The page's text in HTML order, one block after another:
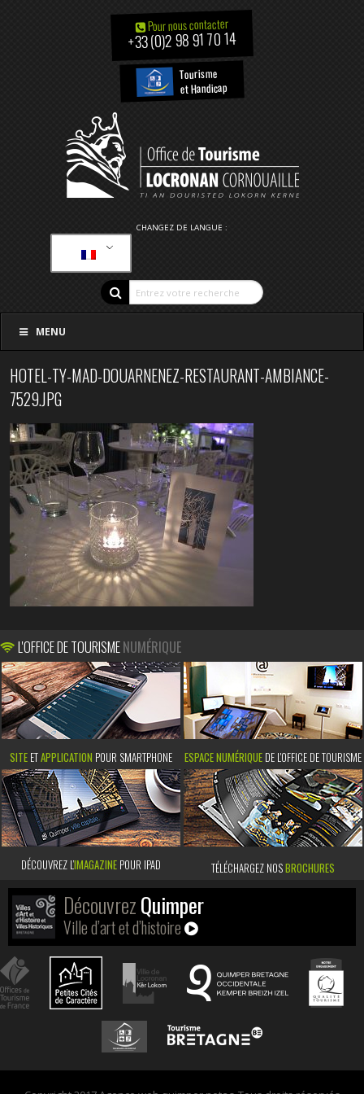
Pour nous contacter
+33 (0)2 98 91 70 14
Tourisme
et Handicap
CHANGEZ DE LANGUE :
MENU
HOTEL-TY-MAD-DOUARNENEZ-RESTAURANT-AMBIANCE-
7529.JPG
L'OFFICE DE TOURISMENUMÉRIQUE
SITE ETAPPLICATION POUR SMARTPHONE ESPACE NUMÉRIQUE DE L'OFFICE DE TOURISME
DÉCOUVREZ L’IMAGAZINE POUR IPAD TÉLÉCHARGEZ NOSBROCHURES
DécouvrezQuimper
Ville d’art et d’histoire